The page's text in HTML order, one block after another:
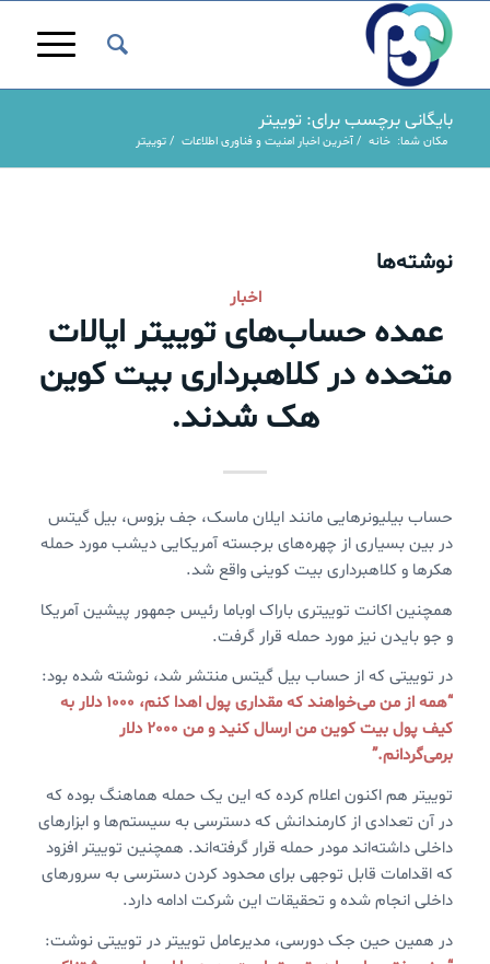
بایگانی برچسب برای: توییتر
مکان شما: خانه / آخرین اخبار امنیت و فناوری اطلاعات / توییتر
نوشته‌ها
اخبار
عمده حساب‌های توییتر ایالات
متحده در کلاهبرداری بیت کوین
هک شدند.
حساب بیلیونرهایی مانند ایلان ماسک، جف بزوس، بیل گیتس
در بین بسیاری از چهره‌های برجسته آمریکایی دیشب مورد حمله
هکرها و کلاهبرداری بیت کوینی واقع شد.
همچنین اکانت توییتری باراک اوباما رئیس جمهور پیشین آمریکا
و جو بایدن نیز مورد حمله قرار گرفت.
در توییتی که از حساب بیل گیتس منتشر شد، نوشته شده بود:
“همه از من می‌خواهند که مقداری پول اهدا کنم، 1000 دلار به
کیف پول بیت کوین من ارسال کنید و من 2000 دلار
برمی‌گردانم.”
توییتر هم اکنون اعلام کرده که این یک حمله هماهنگ بوده که
در آن تعدادی از کارمندانش که دسترسی به سیستم‌ها و ابزارهای
داخلی داشته‌اند مودر حمله قرار گرفته‌اند. همچنین توییتر افزود
که اقدامات قابل توجهی برای محدود کردن دسترسی به سرورهای
داخلی انجام شده و تحقیقات این شرکت ادامه دارد.
در همین حین جک دورسی، مدیرعامل توییتر در توییتی نوشت: